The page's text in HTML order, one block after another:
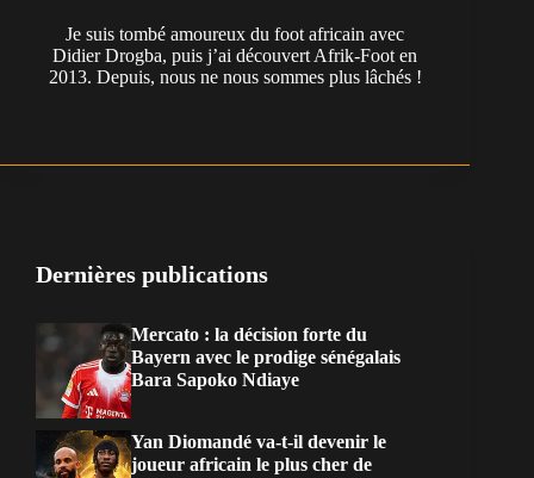
Je suis tombé amoureux du foot africain avec
Didier Drogba, puis j’ai découvert Afrik-Foot en
2013. Depuis, nous ne nous sommes plus lâchés !
Dernières publications
Mercato : la décision forte du
Bayern avec le prodige sénégalais
Bara Sapoko Ndiaye
Yan Diomandé va-t-il devenir le
joueur africain le plus cher de